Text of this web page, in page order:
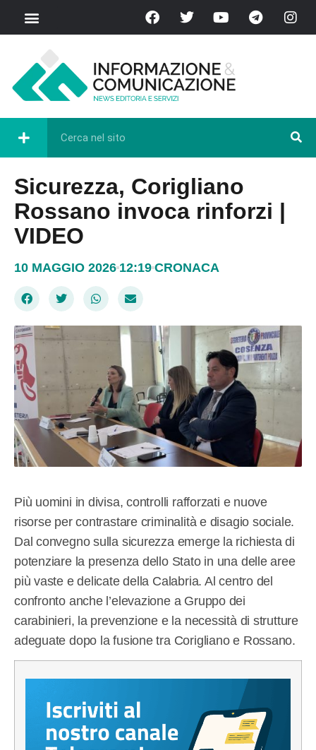
Sicurezza, Corigliano
Rossano invoca rinforzi |
VIDEO
10 MAGGIO 2026 12:19 CRONACA
Più uomini in divisa, controlli rafforzati e nuove
risorse per contrastare criminalità e disagio sociale.
Dal convegno sulla sicurezza emerge la richiesta di
potenziare la presenza dello Stato in una delle aree
più vaste e delicate della Calabria. Al centro del
confronto anche l’elevazione a Gruppo dei
carabinieri, la prevenzione e la necessità di strutture
adeguate dopo la fusione tra Corigliano e Rossano.